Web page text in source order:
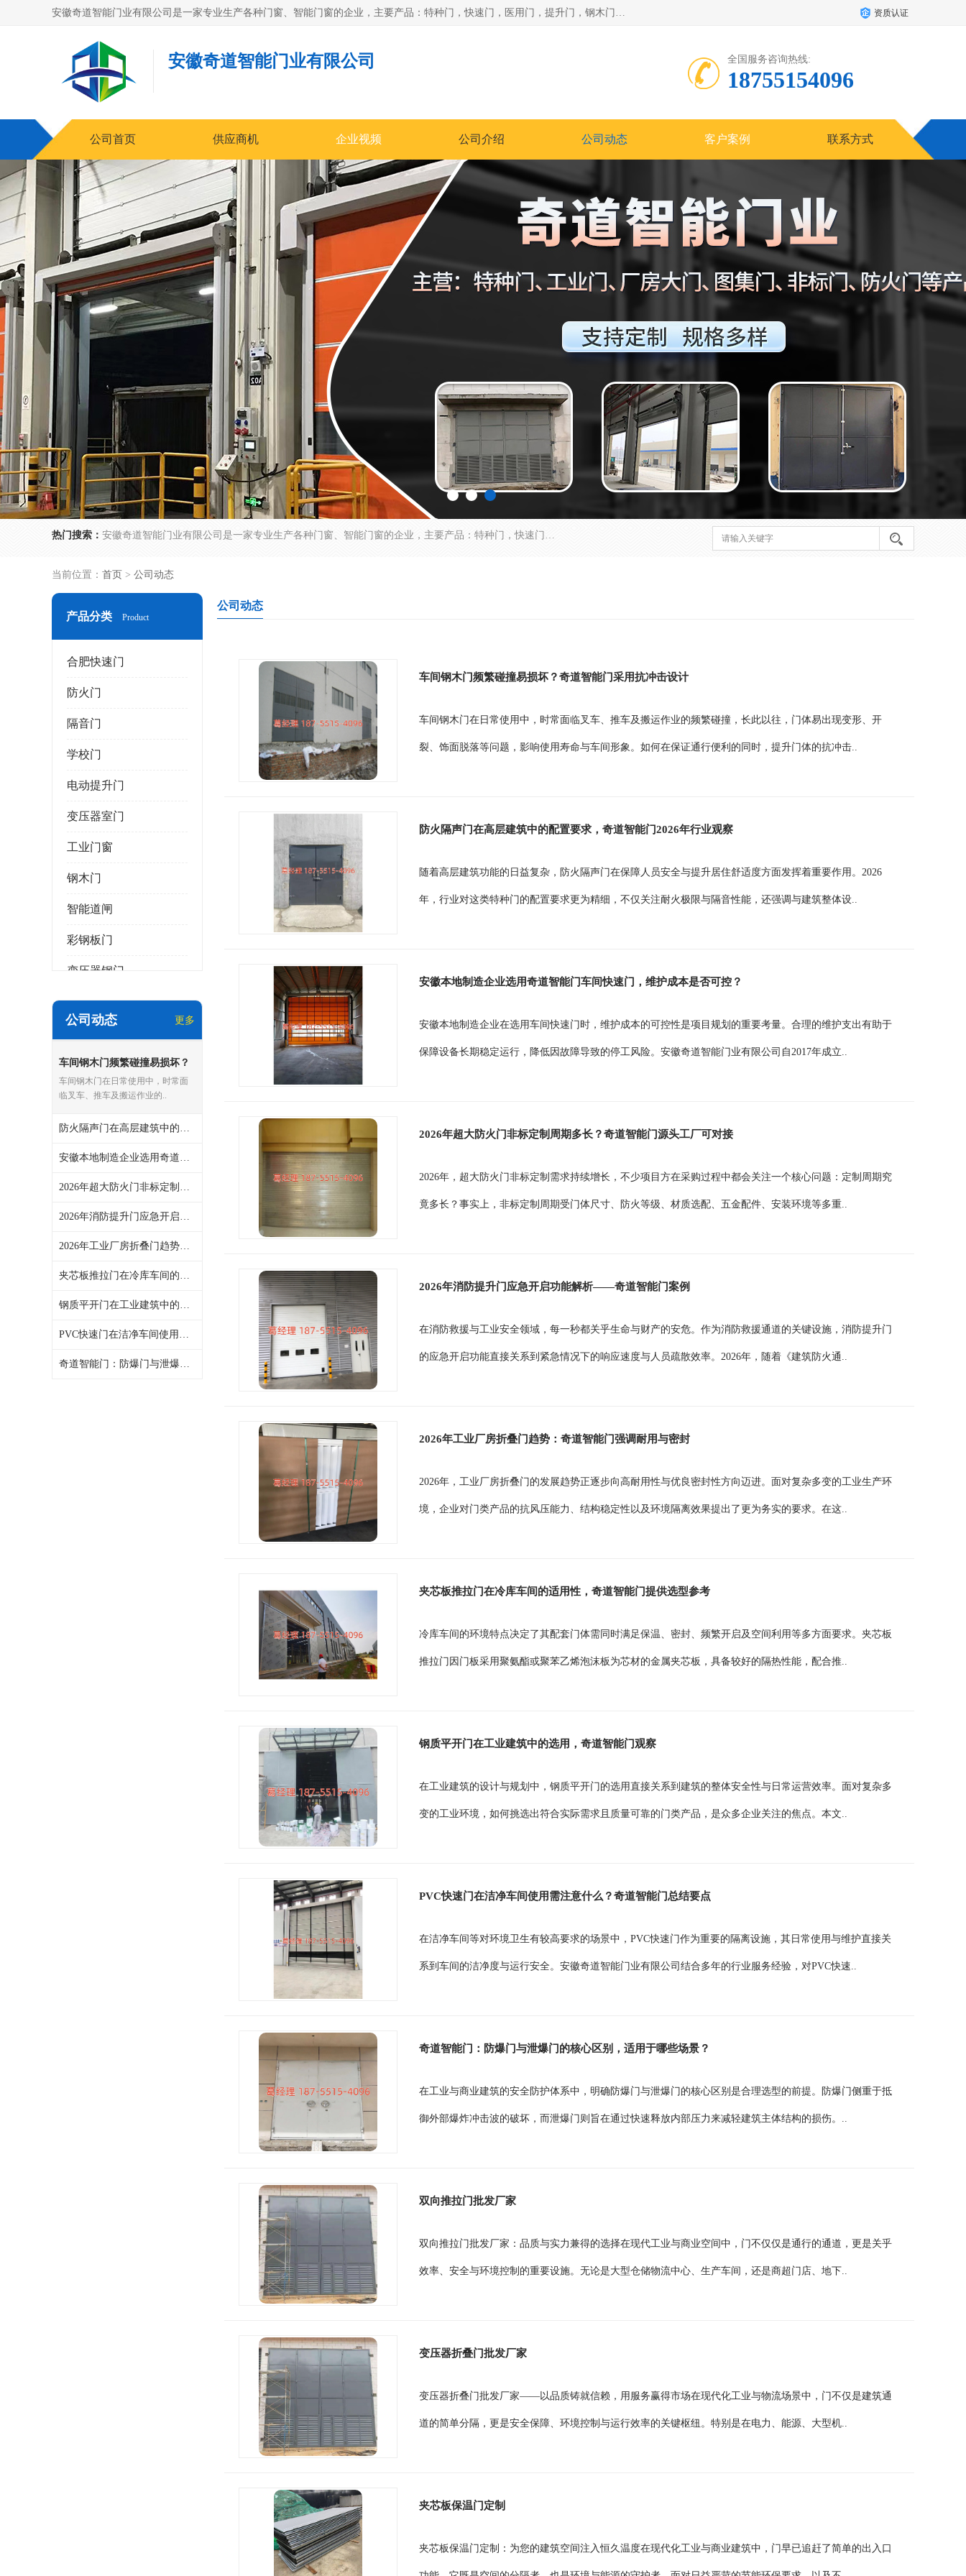
安徽奇道智能门业有限公司是一家专业生产各种门窗、智能门窗的企业，主要产品：特种门，快速门，医用门，提升门，钢木门，智能道闸，钢大门，平移门，卷帘门，保温门，钢制自由门，防火门等，欢迎前来咨询采购。 资质认证
安徽奇道智能门业有限公司 全国服务咨询热线:
18755154096
公司首页 供应商机 企业视频 公司介绍 公司动态 客户案例 联系方式
热门搜索： 安徽奇道智能门业有限公司是一家专业生产各种门窗、智能门窗的企业，主要产品：特种门，快速门，医用门，提升门，钢木门，智能道闸，钢大门，平移门，卷帘门，保温门，钢制自由门，防火门等，欢迎前来咨询采购。
当前位置： 首页 > 公司动态
产品分类 Product
合肥快速门
防火门
隔音门
学校门
电动提升门
变压器室门
工业门窗
钢木门
智能道闸
彩钢板门
变压器钢门
非标门
抗爆门
快速门
提升门
公司动态 更多
车间钢木门频繁碰撞易损坏？
奇道智能门采用抗冲击设计
车间钢木门在日常使用中，时常面
临叉车、推车及搬运作业的..
防火隔声门在高层建筑中的配置要求，奇道智能门2026年行业观察
安徽本地制造企业选用奇道智能门车间快速门，维护成本是否可控？
2026年超大防火门非标定制周期多长？奇道智能门源头工厂可对接
2026年消防提升门应急开启功能解析——奇道智能门案例
2026年工业厂房折叠门趋势：奇道智能门强调耐用与密封
夹芯板推拉门在冷库车间的适用性，奇道智能门提供选型参考
钢质平开门在工业建筑中的选用，奇道智能门观察
PVC快速门在洁净车间使用需注意什么？奇道智能门总结要点
奇道智能门：防爆门与泄爆门的核心区别，适用于哪些场景？
公司动态
车间钢木门频繁碰撞易损坏？奇道智能门采用抗冲击设计
车间钢木门在日常使用中，时常面临叉车、推车及搬运作业的频繁碰撞，长此以往，门体易出现变形、开
裂、饰面脱落等问题，影响使用寿命与车间形象。如何在保证通行便利的同时，提升门体的抗冲击..
防火隔声门在高层建筑中的配置要求，奇道智能门2026年行业观察
随着高层建筑功能的日益复杂，防火隔声门在保障人员安全与提升居住舒适度方面发挥着重要作用。2026
年，行业对这类特种门的配置要求更为精细，不仅关注耐火极限与隔音性能，还强调与建筑整体设..
安徽本地制造企业选用奇道智能门车间快速门，维护成本是否可控？
安徽本地制造企业在选用车间快速门时，维护成本的可控性是项目规划的重要考量。合理的维护支出有助于
保障设备长期稳定运行，降低因故障导致的停工风险。安徽奇道智能门业有限公司自2017年成立..
2026年超大防火门非标定制周期多长？奇道智能门源头工厂可对接
2026年，超大防火门非标定制需求持续增长，不少项目方在采购过程中都会关注一个核心问题：定制周期究
竟多长？事实上，非标定制周期受门体尺寸、防火等级、材质选配、五金配件、安装环境等多重..
2026年消防提升门应急开启功能解析——奇道智能门案例
在消防救援与工业安全领域，每一秒都关乎生命与财产的安危。作为消防救援通道的关键设施，消防提升门
的应急开启功能直接关系到紧急情况下的响应速度与人员疏散效率。2026年，随着《建筑防火通..
2026年工业厂房折叠门趋势：奇道智能门强调耐用与密封
2026年，工业厂房折叠门的发展趋势正逐步向高耐用性与优良密封性方向迈进。面对复杂多变的工业生产环
境，企业对门类产品的抗风压能力、结构稳定性以及环境隔离效果提出了更为务实的要求。在这..
夹芯板推拉门在冷库车间的适用性，奇道智能门提供选型参考
冷库车间的环境特点决定了其配套门体需同时满足保温、密封、频繁开启及空间利用等多方面要求。夹芯板
推拉门因门板采用聚氨酯或聚苯乙烯泡沫板为芯材的金属夹芯板，具备较好的隔热性能，配合推..
钢质平开门在工业建筑中的选用，奇道智能门观察
在工业建筑的设计与规划中，钢质平开门的选用直接关系到建筑的整体安全性与日常运营效率。面对复杂多
变的工业环境，如何挑选出符合实际需求且质量可靠的门类产品，是众多企业关注的焦点。本文..
PVC快速门在洁净车间使用需注意什么？奇道智能门总结要点
在洁净车间等对环境卫生有较高要求的场景中，PVC快速门作为重要的隔离设施，其日常使用与维护直接关
系到车间的洁净度与运行安全。安徽奇道智能门业有限公司结合多年的行业服务经验，对PVC快速..
奇道智能门：防爆门与泄爆门的核心区别，适用于哪些场景？
在工业与商业建筑的安全防护体系中，明确防爆门与泄爆门的核心区别是合理选型的前提。防爆门侧重于抵
御外部爆炸冲击波的破坏，而泄爆门则旨在通过快速释放内部压力来减轻建筑主体结构的损伤。..
双向推拉门批发厂家
双向推拉门批发厂家：品质与实力兼得的选择在现代工业与商业空间中，门不仅仅是通行的通道，更是关乎
效率、安全与环境控制的重要设施。无论是大型仓储物流中心、生产车间，还是商超门店、地下..
变压器折叠门批发厂家
变压器折叠门批发厂家——以品质铸就信赖，用服务赢得市场在现代化工业与物流场景中，门不仅是建筑通
道的简单分隔，更是安全保障、环境控制与运行效率的关键枢纽。特别是在电力、能源、大型机..
夹芯板保温门定制
夹芯板保温门定制：为您的建筑空间注入恒久温度在现代化工业与商业建筑中，门早已追赶了简单的出入口